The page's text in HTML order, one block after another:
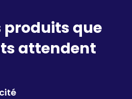
produits que
attendent